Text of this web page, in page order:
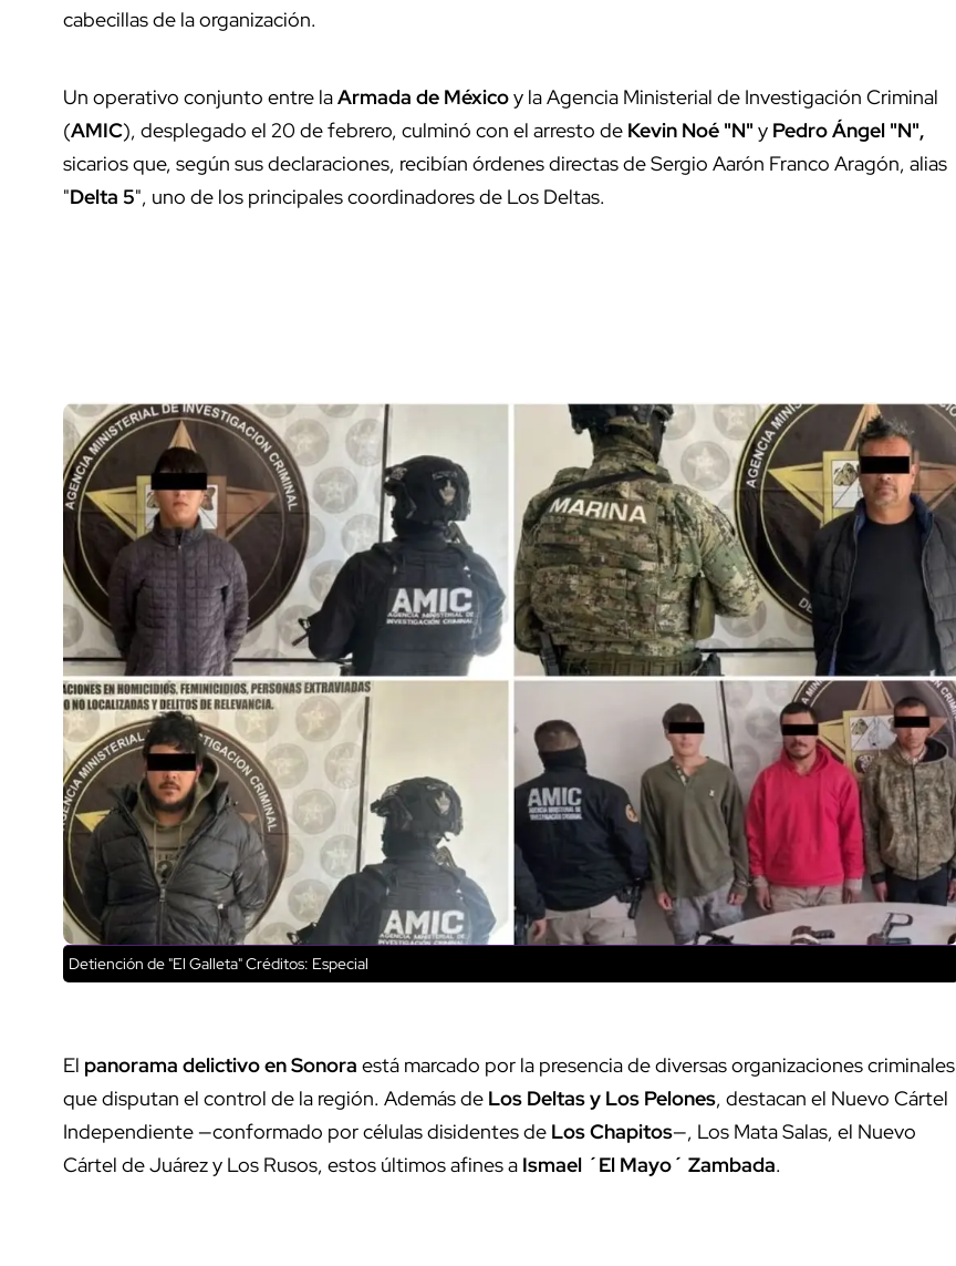
cabecillas de la organización.
Un operativo conjunto entre laArmada de Méxicoy la Agencia Ministerial de Investigación Criminal
(AMIC), desplegado el 20 de febrero, culminó con el arresto de Kevin Noé "N" y Pedro Ángel "N",
sicarios que, según sus declaraciones, recibían órdenes directas de Sergio Aarón Franco Aragón, alias
"Delta 5", uno de los principales coordinadores de Los Deltas.
Detiención de "El Galleta"Créditos: Especial
El panorama delictivo en Sonora está marcado por la presencia de diversas organizaciones criminales
que disputan el control de la región. Además de Los Deltas y Los Pelones, destacan el Nuevo Cártel
Independiente —conformado por células disidentes de Los Chapitos—, Los Mata Salas, el Nuevo
Cártel de Juárez y Los Rusos, estos últimos afines a Ismael ´El Mayo´ Zambada.